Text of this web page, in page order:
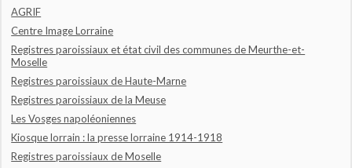
AGRIF
Centre Image Lorraine
Registres paroissiaux et état civil des communes de Meurthe-et-
Moselle
Registres paroissiaux de Haute-Marne
Registres paroissiaux de la Meuse
Les Vosges napoléoniennes
Kiosque lorrain : la presse lorraine 1914-1918
Registres paroissiaux de Moselle